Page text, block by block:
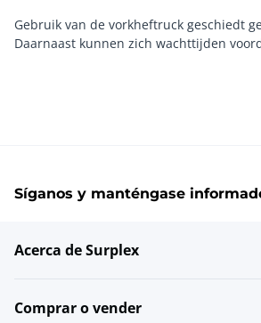
Gebruik van de vorkheftruck geschiedt
Síganos y manténgase
Acerca de Surplex
Comprar o vender